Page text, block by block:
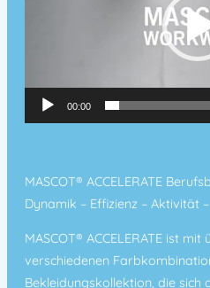
l
r
00:00
MASCOT® ACCELERATE
Dynamik – Effizienz – Aktivität
MASCOT® ACCELERATE ist
verschiedenen
Bekleidungskollektion, die sich